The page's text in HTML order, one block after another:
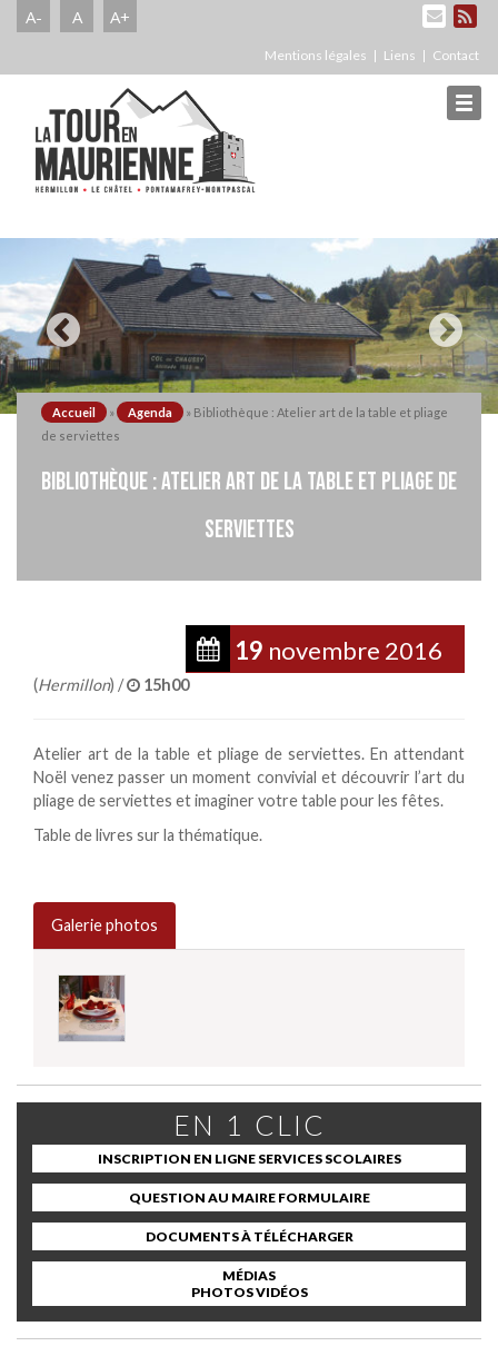
A- A A+
Mentions légales Liens Contact
Accueil » Agenda » Bibliothèque : Atelier art de la table et pliage
de serviettes
BIBLIOTHÈQUE : ATELIER ART DE LA TABLE ET PLIAGE DE
SERVIETTES
19 novembre 2016
(Hermillon) / 15h00
Atelier art de la table et pliage de serviettes. En attendant
Noël venez passer un moment convivial et découvrir l’art du
pliage de serviettes et imaginer votre table pour les fêtes.
Table de livres sur la thématique.
Galerie photos
EN 1 CLIC
INSCRIPTION EN LIGNE SERVICES SCOLAIRES
QUESTION AU MAIRE FORMULAIRE
DOCUMENTS À TÉLÉCHARGER
MÉDIAS
PHOTOS VIDÉOS